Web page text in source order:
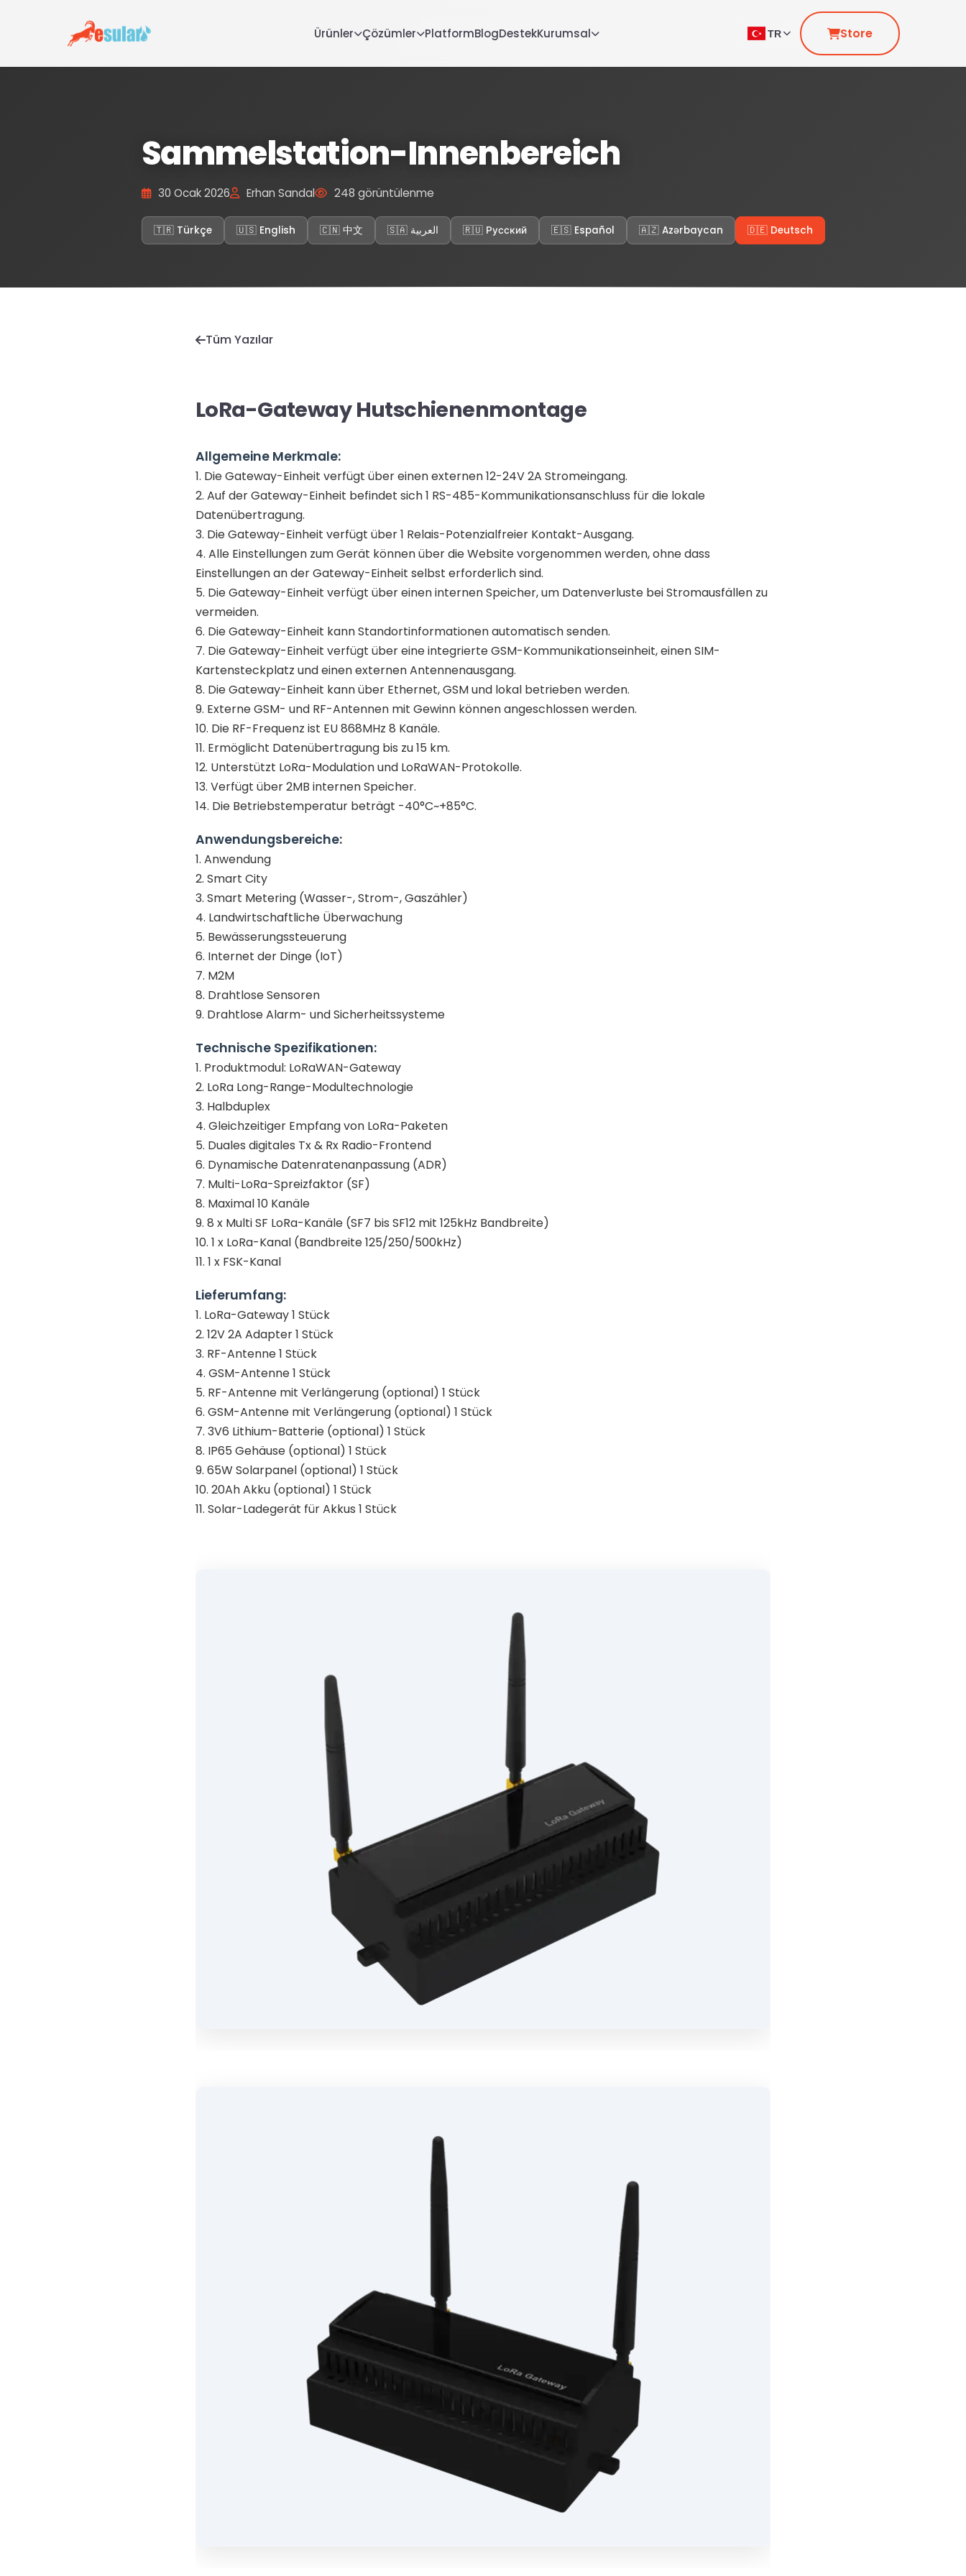
Ürünler Çözümler PlatformBlogDestekKurumsal TR Store
Sammelstation-Innenbereich
30 Ocak 2026 Erhan Sandal 248 görüntülenme
🇹🇷 Türkçe 🇺🇸 English 🇨🇳 中文 🇸🇦 العربية 🇷🇺 Русский 🇪🇸 Español 🇦🇿 Azərbaycan 🇩🇪 Deutsch
Tüm Yazılar
LoRa-Gateway Hutschienenmontage
Allgemeine Merkmale:
1. Die Gateway-Einheit verfügt über einen externen 12-24V 2A Stromeingang.
2. Auf der Gateway-Einheit befindet sich 1 RS-485-Kommunikationsanschluss für die lokale
Datenübertragung.
3. Die Gateway-Einheit verfügt über 1 Relais-Potenzialfreier Kontakt-Ausgang.
4. Alle Einstellungen zum Gerät können über die Website vorgenommen werden, ohne dass
Einstellungen an der Gateway-Einheit selbst erforderlich sind.
5. Die Gateway-Einheit verfügt über einen internen Speicher, um Datenverluste bei Stromausfällen zu
vermeiden.
6. Die Gateway-Einheit kann Standortinformationen automatisch senden.
7. Die Gateway-Einheit verfügt über eine integrierte GSM-Kommunikationseinheit, einen SIM-
Kartensteckplatz und einen externen Antennenausgang.
8. Die Gateway-Einheit kann über Ethernet, GSM und lokal betrieben werden.
9. Externe GSM- und RF-Antennen mit Gewinn können angeschlossen werden.
10. Die RF-Frequenz ist EU 868MHz 8 Kanäle.
11. Ermöglicht Datenübertragung bis zu 15 km.
12. Unterstützt LoRa-Modulation und LoRaWAN-Protokolle.
13. Verfügt über 2MB internen Speicher.
14. Die Betriebstemperatur beträgt -40°C~+85°C.
Anwendungsbereiche:
1. Anwendung
2. Smart City
3. Smart Metering (Wasser-, Strom-, Gaszähler)
4. Landwirtschaftliche Überwachung
5. Bewässerungssteuerung
6. Internet der Dinge (IoT)
7. M2M
8. Drahtlose Sensoren
9. Drahtlose Alarm- und Sicherheitssysteme
Technische Spezifikationen:
1. Produktmodul: LoRaWAN-Gateway
2. LoRa Long-Range-Modultechnologie
3. Halbduplex
4. Gleichzeitiger Empfang von LoRa-Paketen
5. Duales digitales Tx & Rx Radio-Frontend
6. Dynamische Datenratenanpassung (ADR)
7. Multi-LoRa-Spreizfaktor (SF)
8. Maximal 10 Kanäle
9. 8 x Multi SF LoRa-Kanäle (SF7 bis SF12 mit 125kHz Bandbreite)
10. 1 x LoRa-Kanal (Bandbreite 125/250/500kHz)
11. 1 x FSK-Kanal
Lieferumfang:
1. LoRa-Gateway 1 Stück
2. 12V 2A Adapter 1 Stück
3. RF-Antenne 1 Stück
4. GSM-Antenne 1 Stück
5. RF-Antenne mit Verlängerung (optional) 1 Stück
6. GSM-Antenne mit Verlängerung (optional) 1 Stück
7. 3V6 Lithium-Batterie (optional) 1 Stück
8. IP65 Gehäuse (optional) 1 Stück
9. 65W Solarpanel (optional) 1 Stück
10. 20Ah Akku (optional) 1 Stück
11. Solar-Ladegerät für Akkus 1 Stück